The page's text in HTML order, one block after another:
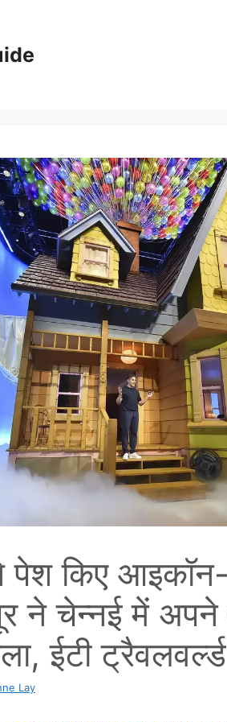
किए आइकॉन-
ने चेन्नई में अपने
ईटी ट्रैवलवर्ल्ड
Lay